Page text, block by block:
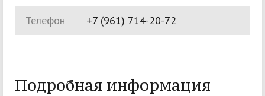
Телефон +7 (961) 714-20-72
Подробная информация